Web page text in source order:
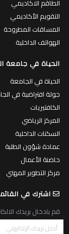
الطاقم الاكاديمي
التقويم الأكاديمي
المساقات المطروحة
الهواتف الداخلية
الحياة في جامعة
الحياة في الجامعة
جولة افتراضية في
الكافتيريات
المركز الرياضي
السكنات الداخلية
عمادة شؤون الطلبة
حاضنة الأعمال
مركز التطوير المهني
اشترك في
قم بادخال بريدك